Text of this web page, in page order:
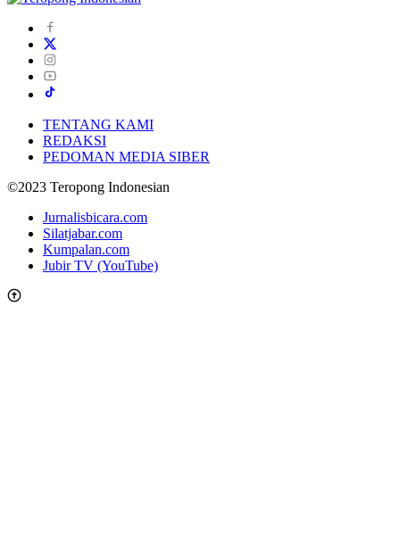
TENTANG KAMI
REDAKSI
PEDOMAN MEDIA SIBER
©2023 Teropong Indonesian
Jurnalisbicara.com
Silatjabar.com
Kumpalan.com
Jubir TV (YouTube)